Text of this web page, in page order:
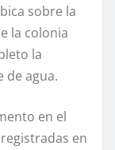
sobre la
la colonia
la
de agua.
en el
en